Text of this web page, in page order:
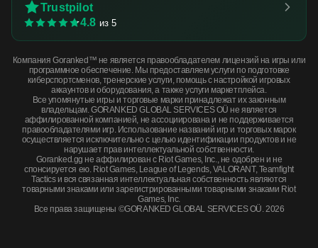
Trustpilot
4.8 из 5
Компания Goranked™ не является правообладателем лицензий на игры или
программное обеспечение. Мы предоставляем услуги по подготовке
киберспортсменов, тренерские услуги, помощь с настройкой игровых
аккаунтов и оборудования, а также услуги маркетплейса.
Все упомянутые игры и торговые марки принадлежат их законным
владельцам. GORANKED GLOBAL SERVICES OÜ не является
аффилированной компанией, не ассоциирована и не поддерживается
правообладателями игр. Использование названий игр и торговых марок
осуществляется исключительно с целью идентификации продуктов и не
нарушает прав интеллектуальной собственности.
Goranked.gg не аффилирован с Riot Games, Inc., не одобрен и не
спонсируется ею. Riot Games, League of Legends, VALORANT, Teamfight
Tactics и вся связанная интеллектуальная собственность являются
товарными знаками или зарегистрированными товарными знаками Riot
Games, Inc.
Все права защищены ©GORANKED GLOBAL SERVICES OÜ. 2026